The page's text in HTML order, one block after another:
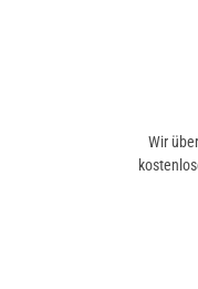
Wir